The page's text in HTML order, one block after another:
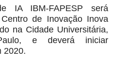
IA IBM-FAPESP será
de Inovação Inova
na Cidade Universitária,
e deverá iniciar
2020.